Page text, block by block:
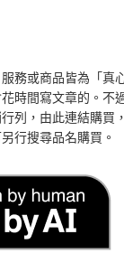
務或商品皆為「真
時間寫文章的。不
列，由此連結購買
行搜尋品名購買。